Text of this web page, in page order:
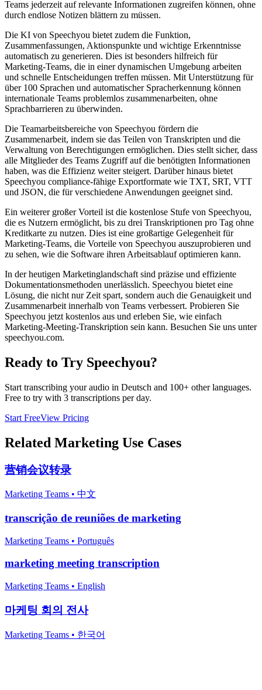
Teams jederzeit auf relevante Informationen zugreifen können, ohne
durch endlose Notizen blättern zu müssen.
Die KI von Speechyou bietet zudem die Funktion,
Zusammenfassungen, Aktionspunkte und wichtige Erkenntnisse
automatisch zu generieren. Dies ist besonders hilfreich für
Marketing-Teams, die in einer dynamischen Umgebung arbeiten
und schnelle Entscheidungen treffen müssen. Mit Unterstützung für
über 100 Sprachen und automatischer Spracherkennung können
internationale Teams problemlos zusammenarbeiten, ohne
Sprachbarrieren zu überwinden.
Die Teamarbeitsbereiche von Speechyou fördern die
Zusammenarbeit, indem sie das Teilen von Transkripten und die
Verwaltung von Berechtigungen ermöglichen. Dies stellt sicher, dass
alle Mitglieder des Teams Zugriff auf die benötigten Informationen
haben, was die Effizienz weiter steigert. Darüber hinaus bietet
Speechyou compliance-fähige Exportformate wie TXT, SRT, VTT
und JSON, die für verschiedene Anwendungen geeignet sind.
Ein weiterer großer Vorteil ist die kostenlose Stufe von Speechyou,
die es Nutzern ermöglicht, bis zu drei Transkriptionen pro Tag ohne
Kreditkarte zu nutzen. Dies ist eine großartige Gelegenheit für
Marketing-Teams, die Vorteile von Speechyou auszuprobieren und
zu sehen, wie die Software ihren Arbeitsablauf optimieren kann.
In der heutigen Marketinglandschaft sind präzise und effiziente
Dokumentationsmethoden unerlässlich. Speechyou bietet eine
Lösung, die nicht nur Zeit spart, sondern auch die Genauigkeit und
Zusammenarbeit innerhalb von Teams verbessert. Probieren Sie
Speechyou jetzt kostenlos aus und erleben Sie, wie einfach
Marketing-Meeting-Transkription sein kann. Besuchen Sie uns unter
speechyou.com.
Ready to Try Speechyou?
Start transcribing your audio in Deutsch and 100+ other languages.
Free to try with 3 transcriptions per day.
Start FreeView Pricing
Related Marketing Use Cases
营销会议转录
Marketing Teams • 中文
transcrição de reuniões de marketing
Marketing Teams • Português
marketing meeting transcription
Marketing Teams • English
마케팅 회의 전사
Marketing Teams • 한국어